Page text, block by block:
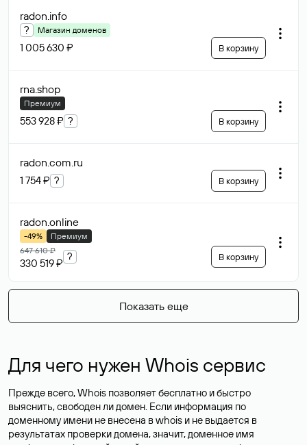
radon.info
? Магазин доменов
1 005 630 ₽ В корзину
rna.shop
Премиум
553 928 ₽ ? В корзину
radon.com.ru
1 754 ₽ ? В корзину
radon.online
-49%
Премиум
647 610 ₽
330 519 ₽
? В корзину
Показать еще
Для чего нужен Whois сервис
Прежде всего, Whois позволяет бесплатно и быстро
выяснить, свободен ли домен. Если информация по
доменному имени не внесена в whois и не выдается в
результатах проверки домена, значит, доменное имя